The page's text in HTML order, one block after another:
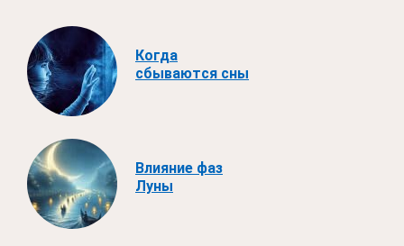
Когда
сбываются сны
Влияние фаз
Луны